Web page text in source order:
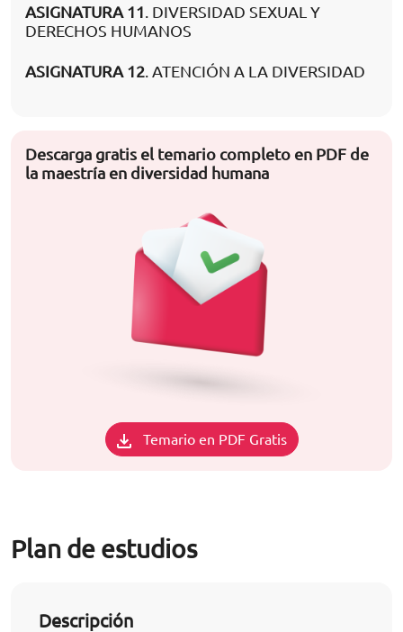
ASIGNATURA 11. DIVERSIDAD SEXUAL Y
DERECHOS HUMANOS
ASIGNATURA 12. ATENCIÓN A LA DIVERSIDAD
Descarga gratis el temario completo en PDF de
la maestría en diversidad humana
Temario en PDF Gratis
Plan de estudios
Descripción